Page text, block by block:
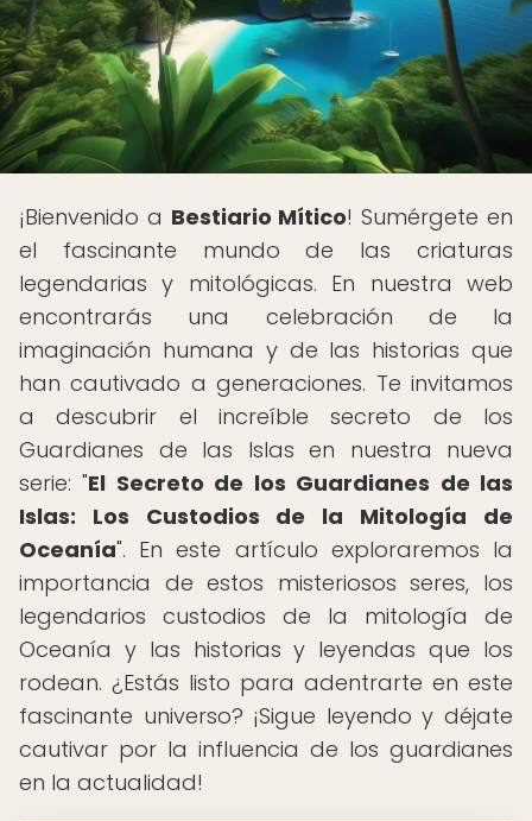
¡Bienvenido a Bestiario Mítico! Sumérgete en
el fascinante mundo de las criaturas
legendarias y mitológicas. En nuestra web
encontrarás una celebración de la
imaginación humana y de las historias que
han cautivado a generaciones. Te invitamos
a descubrir el increíble secreto de los
Guardianes de las Islas en nuestra nueva
serie: "El Secreto de los Guardianes de las
Islas: Los Custodios de la Mitología de
Oceanía". En este artículo exploraremos la
importancia de estos misteriosos seres, los
legendarios custodios de la mitología de
Oceanía y las historias y leyendas que los
rodean. ¿Estás listo para adentrarte en este
fascinante universo? ¡Sigue leyendo y déjate
cautivar por la influencia de los guardianes
en la actualidad!